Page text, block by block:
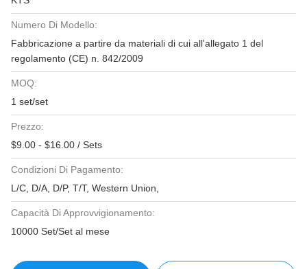
Numero Di Modello:
Fabbricazione a partire da materiali di cui all'allegato 1 del
regolamento (CE) n. 842/2009
MOQ:
1 set/set
Prezzo:
$9.00 - $16.00 / Sets
Condizioni Di Pagamento:
L/C, D/A, D/P, T/T, Western Union,
Capacità Di Approvvigionamento:
10000 Set/Set al mese